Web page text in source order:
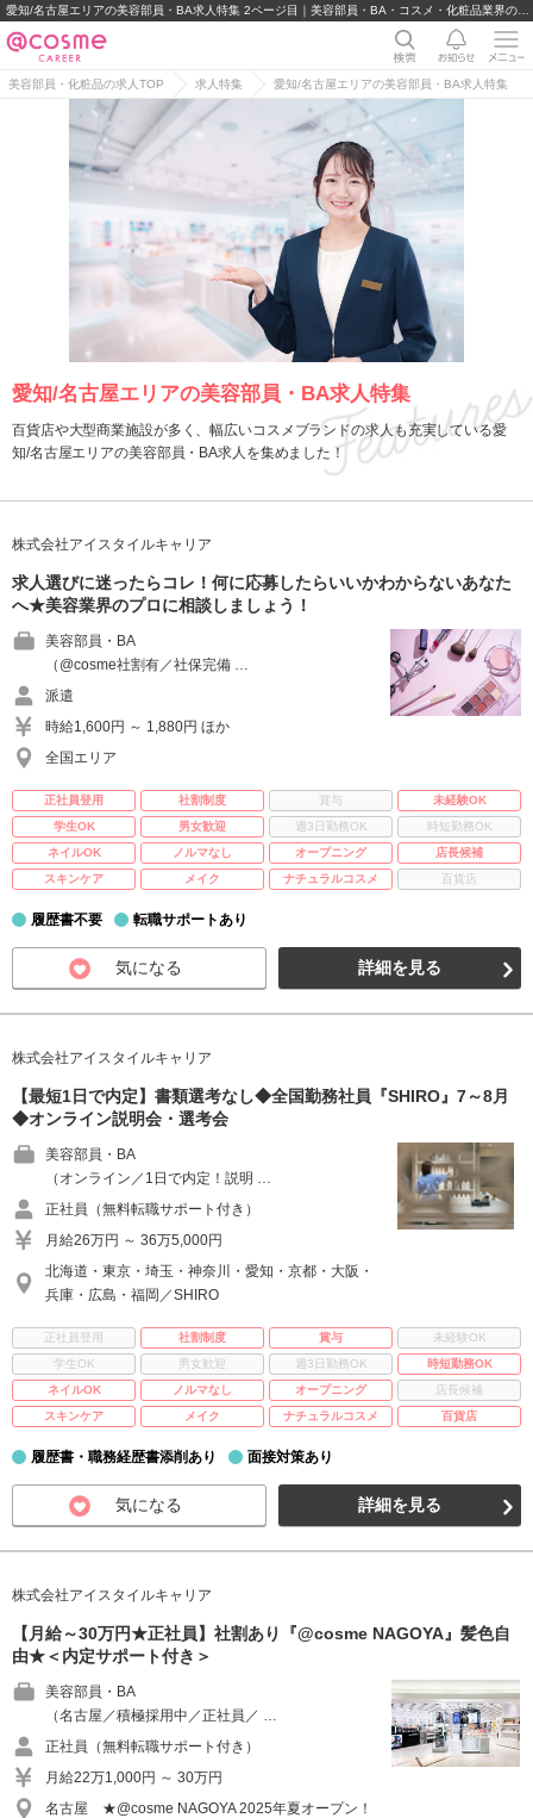
美容部員・化粧品の求人TOP 求人特集 愛知/名古屋エリアの美容部員・BA求人特集
愛知/名古屋エリアの美容部員・BA求人特集
百貨店や大型商業施設が多く、幅広いコスメブランドの求人も充実している愛
知/名古屋エリアの美容部員・BA求人を集めました！
株式会社アイスタイルキャリア
求人選びに迷ったらコレ！何に応募したらいいかわからないあなた
へ★美容業界のプロに相談しましょう！
美容部員・BA
（@cosme社割有／社保完備 …
派遣
時給1,600円 ～ 1,880円 ほか
全国エリア
正社員登用 社割制度 賞与
未経験OK
学生OK
男女歓迎 週3日勤務OK
時短勤務OK
ネイルOK
ノルマなし オープニング
店長候補
スキンケア
メイク ナチュラルコスメ 百貨店
履歴書不要 転職サポートあり
気になる 詳細を見る
株式会社アイスタイルキャリア
【最短1日で内定】書類選考なし◆全国勤務社員『SHIRO』7～8月
◆オンライン説明会・選考会
美容部員・BA
（オンライン／1日で内定！説明 …
正社員（無料転職サポート付き）
月給26万円 ～ 36万5,000円
北海道・東京・埼玉・神奈川・愛知・京都・大阪・
兵庫・広島・福岡／SHIRO
正社員登用 社割制度 賞与
未経験OK
学生OK
男女歓迎 週3日勤務OK
時短勤務OK
ネイルOK
ノルマなし オープニング
店長候補
スキンケア
メイク ナチュラルコスメ 百貨店
履歴書・職務経歴書添削あり 面接対策あり
気になる 詳細を見る
株式会社アイスタイルキャリア
【月給～30万円★正社員】社割あり『@cosme NAGOYA』髪色自
由★＜内定サポート付き＞
美容部員・BA
（名古屋／積極採用中／正社員／ …
正社員（無料転職サポート付き）
月給22万1,000円 ～ 30万円
名古屋 ★@cosme NAGOYA 2025年夏オープン！